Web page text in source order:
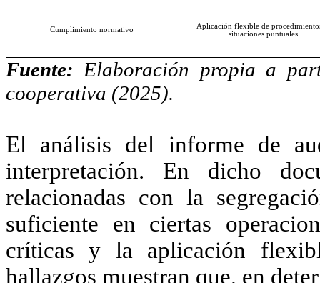
Cumplimiento normativo
Aplicación flexible de
situaciones puntuales.
Fuente: Elaboración propia a
cooperativa (2025).
El análisis del informe de
interpretación. En dicho
relacionadas con la
suficiente en ciertas
críticas y la aplicación
hallazgos muestran que, en